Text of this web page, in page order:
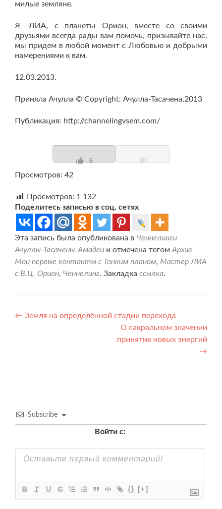
милые земляне.
Я -ЛИА, с планеты Орион, вместе со своими
друзьями всегда рады вам помочь, призывайте нас,
мы придем в любой момент с Любовью и добрыми
намерениями к вам.
12.03.2013.
Приняла Ачулла © Copyright: Ачулла-Тасачена,2013
Публикация: http://channelingvsem.com/
6
Просмотров: 42
Просмотров: 1 132
Поделитесь записью в соц. сетях
Эта запись была опубликована в Ченнелинги
Ачуллы-Тасачены-Амадеи и отмечена тегом Архив-
Мои первые контакты с Тонким планом, Мастер ЛИА
с В.Ц. Орион, Ченнелинг. Закладка ссылка.
Навигация
← Земля на определённой стадии перехода
О сакральном значении
принятия новых энергий
→
Subscribe
Войти с:
{} [+]